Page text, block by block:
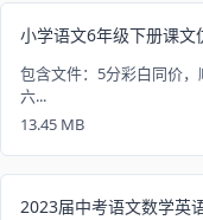
小学语文6年级下册课文
包含文件：5分彩白同价
六...
13.45 MB
2023届中考语文数学英